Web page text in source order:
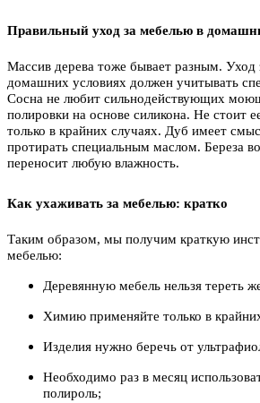
Правильный уход за мебелью в
Массив дерева тоже бывает разным. Уход
домашних условиях должен учитывать
Сосна не любит сильнодействующих
полировки на основе силикона. Не стоит
только в крайних случаях. Дуб имеет
протирать специальным маслом. Береза
переносит любую влажность.
Как ухаживать за мебелью: кратко
Таким образом, мы получим краткую
мебелью:
Деревянную мебель нельзя тереть
Химию применяйте только в
Изделия нужно беречь от
Необходимо раз в месяц
полироль;